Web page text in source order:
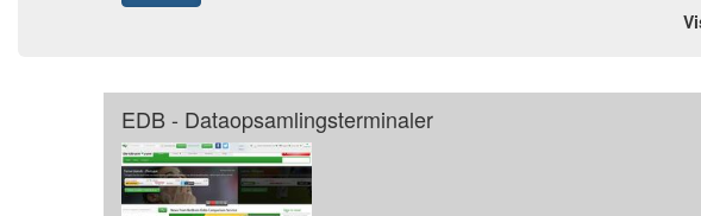
EDB - Dataopsamlingsterminaler